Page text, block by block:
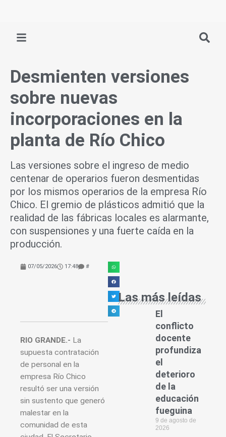
Desmienten versiones
sobre nuevas
incorporaciones en la
planta de Río Chico
Las versiones sobre el ingreso de medio
centenar de operarios fueron desmentidas
por los mismos operarios de la empresa Río
Chico. El gremio de plásticos admitió que la
realidad de las fábricas locales es alarmante,
con suspensiones y una fuerte caída en la
producción.
07/05/2026 17:48 #
RIO GRANDE.- La
supuesta contratación
de personal en la
empresa Río Chico
resultó ser una versión
sin sustento que generó
malestar en la
comunidad de esta
Las más leídas
El
conflicto
docente
profundiza
el
deterioro
de la
educación
fueguina
9 de agosto de
2026